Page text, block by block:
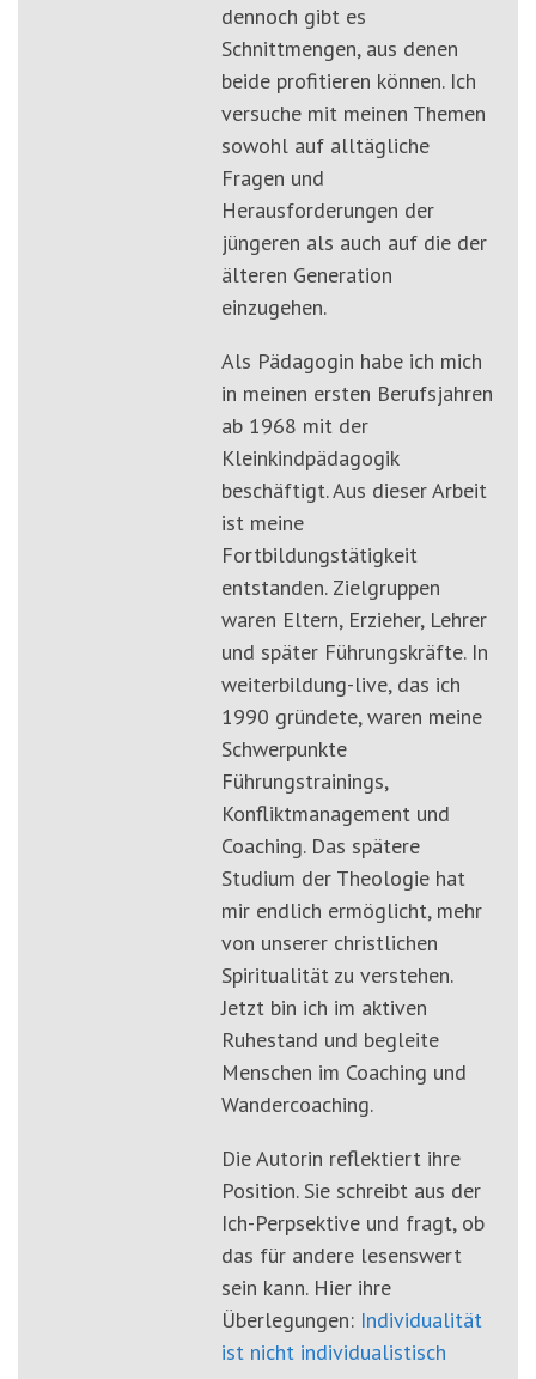
dennoch gibt es
Schnittmengen, aus denen
beide profitieren können. Ich
versuche mit meinen Themen
sowohl auf alltägliche
Fragen und
Herausforderungen der
jüngeren als auch auf die der
älteren Generation
einzugehen.
Als Pädagogin habe ich mich
in meinen ersten Berufsjahren
ab 1968 mit der
Kleinkindpädagogik
beschäftigt. Aus dieser Arbeit
ist meine
Fortbildungstätigkeit
entstanden. Zielgruppen
waren Eltern, Erzieher, Lehrer
und später Führungskräfte. In
weiterbildung-live, das ich
1990 gründete, waren meine
Schwerpunkte
Führungstrainings,
Konfliktmanagement und
Coaching. Das spätere
Studium der Theologie hat
mir endlich ermöglicht, mehr
von unserer christlichen
Spiritualität zu verstehen.
Jetzt bin ich im aktiven
Ruhestand und begleite
Menschen im Coaching und
Wandercoaching.
Die Autorin reflektiert ihre
Position. Sie schreibt aus der
Ich-Perpsektive und fragt, ob
das für andere lesenswert
sein kann. Hier ihre
Überlegungen: Individualität
ist nicht individualistisch